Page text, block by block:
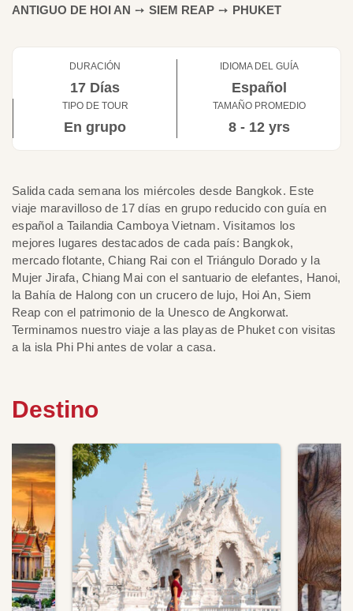
ANTIGUO DE HOI AN ➙ SIEM REAP ➙ PHUKET
DURACIÓN
17 Días
IDIOMA DEL GUÍA
Español
TIPO DE TOUR
En grupo
TAMAÑO PROMEDIO
8 - 12 yrs
Salida cada semana los miércoles desde Bangkok. Este
viaje maravilloso de 17 días en grupo reducido con guía en
español a Tailandia Camboya Vietnam. Visitamos los
mejores lugares destacados de cada país: Bangkok,
mercado flotante, Chiang Rai con el Triángulo Dorado y la
Mujer Jirafa, Chiang Mai con el santuario de elefantes, Hanoi,
la Bahía de Halong con un crucero de lujo, Hoi An, Siem
Reap con el patrimonio de la Unesco de Angkorwat.
Terminamos nuestro viaje a las playas de Phuket con visitas
a la isla Phi Phi antes de volar a casa.
Destino